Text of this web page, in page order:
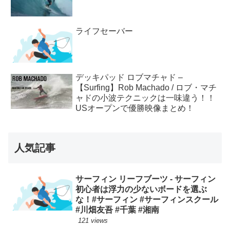
ライフセーバー
デッキパッド ロブマチャド –
【Surfing】Rob Machado / ロブ・マチ
ャドの小波テクニックは一味違う！！
USオープンで優勝映像まとめ！
人気記事
サーフィン リーフブーツ - サーフィン
初心者は浮力の少ないボードを選ぶ
な！#サーフィン #サーフィンスクール
#川畑友吾 #千葉 #湘南
121 views